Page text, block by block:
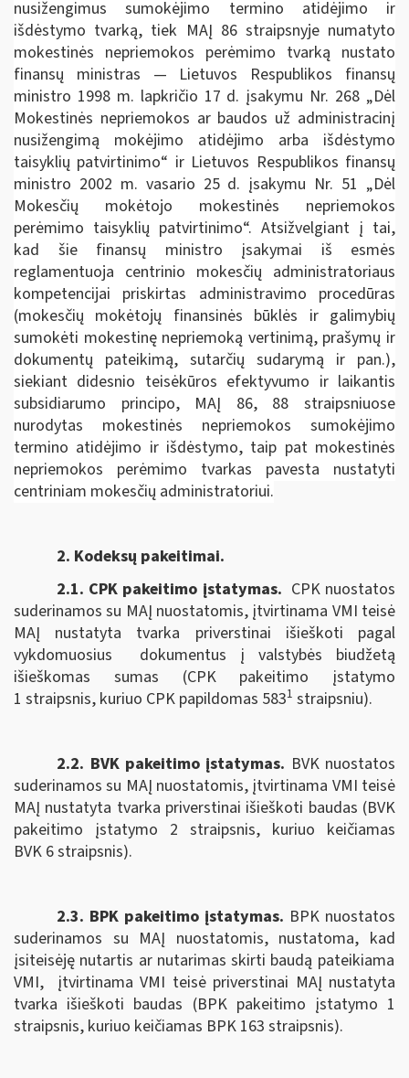
nusižengimus sumokėjimo termino atidėjimo ir
išdėstymo tvarką, tiek MAĮ 86 straipsnyje numatyto
mokestinės nepriemokos perėmimo tvarką nustato
finansų ministras — Lietuvos Respublikos finansų
ministro 1998 m. lapkričio 17 d. įsakymu Nr. 268 „Dėl
Mokestinės nepriemokos ar baudos už administracinį
nusižengimą mokėjimo atidėjimo arba išdėstymo
taisyklių patvirtinimo“ ir Lietuvos Respublikos finansų
ministro 2002 m. vasario 25 d. įsakymu Nr. 51 „Dėl
Mokesčių mokėtojo mokestinės nepriemokos
perėmimo taisyklių patvirtinimo“. Atsižvelgiant į tai,
kad šie finansų ministro įsakymai iš esmės
reglamentuoja centrinio mokesčių administratoriaus
kompetencijai priskirtas administravimo procedūras
(mokesčių mokėtojų finansinės būklės ir galimybių
sumokėti mokestinę nepriemoką vertinimą, prašymų ir
dokumentų pateikimą, sutarčių sudarymą ir pan.),
siekiant didesnio teisėkūros efektyvumo ir laikantis
subsidiarumo principo, MAĮ 86, 88 straipsniuose
nurodytas mokestinės nepriemokos sumokėjimo
termino atidėjimo ir išdėstymo, taip pat mokestinės
nepriemokos perėmimo tvarkas pavesta nustatyti
centriniam mokesčių administratoriui.
2. Kodeksų pakeitimai.
2.1. CPK pakeitimo įstatymas. CPK nuostatos
suderinamos su MAĮ nuostatomis, įtvirtinama VMI teisė
MAĮ nustatyta tvarka priverstinai išieškoti pagal
vykdomuosius dokumentus į valstybės biudžetą
išieškomas sumas (CPK pakeitimo įstatymo
1 straipsnis, kuriuo CPK papildomas 5831 straipsniu).
2.2. BVK pakeitimo įstatymas. BVK nuostatos
suderinamos su MAĮ nuostatomis, įtvirtinama VMI teisė
MAĮ nustatyta tvarka priverstinai išieškoti baudas (BVK
pakeitimo įstatymo 2 straipsnis, kuriuo keičiamas
BVK 6 straipsnis).
2.3. BPK pakeitimo įstatymas. BPK nuostatos
suderinamos su MAĮ nuostatomis, nustatoma, kad
įsiteisėję nutartis ar nutarimas skirti baudą pateikiama
VMI,
įtvirtinama VMI teisė priverstinai MAĮ nustatyta
tvarka išieškoti baudas (BPK pakeitimo įstatymo 1
straipsnis, kuriuo keičiamas BPK 163 straipsnis).